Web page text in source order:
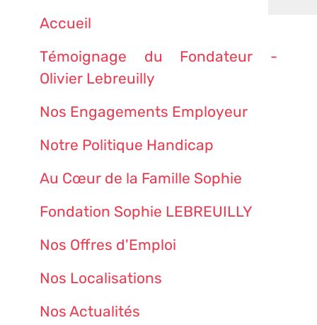
Accueil
Témoignage du Fondateur -
Olivier Lebreuilly
Nos Engagements Employeur
Notre Politique Handicap
Au Cœur de la Famille Sophie
Fondation Sophie LEBREUILLY
Nos Offres d'Emploi
Nos Localisations
Nos Actualités